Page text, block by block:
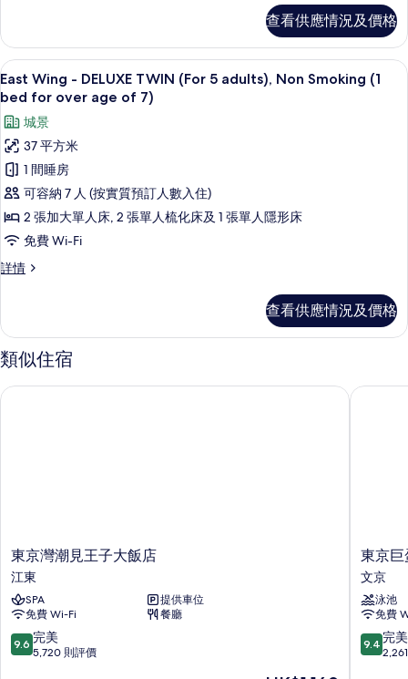
Non
Smoking
(1
bed
for
over
age
of
7)
的
片
TWIN
(For
4
adults),
Smoking
(1
bed
for
over
of
7)
情
查看供應情況及價格
載
入
所
有
East
Wing
-
DELUXE
TWIN
(For
Non
Smoking
(1
bed
片
高級寢具、羽絨被、房內夾萬、手提
16
East Wing - DELUXE TWIN (For 5 adults), Non Smoking (1
bed for over age of 7)
城景
37 平方米
1 間睡房
可容納 7 人 (按實質預訂人數入住)
2 張加大單人床, 2 張單人梳化床及 1 張單人隱形床
免費 Wi-Fi
詳情
East
TWIN
(For
5
Non
情
查看供應情況及價格
類似住宿
東
京
灣
潮
見
王
子
東京灣潮見王子大飯店
江東
SPA
提供車位
免費 Wi-Fi
餐廳
9.6
分
9.6 完美
5,720 則評價
東京灣潮見王子大飯店
東
京
巨
蛋
飯
店
文
東京巨
文京
泳池
免費
9.4
分
9.4 完美
東京巨